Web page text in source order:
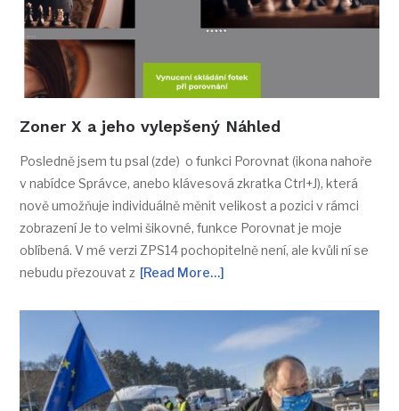
Zoner X a jeho vylepšený Náhled
Posledně jsem tu psal (zde) o funkci Porovnat (ikona nahoře
v nabídce Správce, anebo klávesová zkratka Ctrl+J), která
nově umožňuje individuálně měnit velikost a pozici v rámci
zobrazení Je to velmi šikovné, funkce Porovnat je moje
oblíbená. V mé verzi ZPS14 pochopitelně není, ale kvůli ní se
nebudu přezouvat z [Read More…]